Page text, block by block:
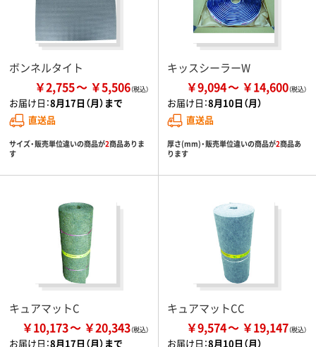
ボンネルタイト
￥2,755 ￥5,506
お届け日：8月17日（月）まで
直送品
サイズ・販売単位違いの商品が2商品ありま
す
キッスシーラーW
￥9,094 ￥14,600
お届け日：8月10日（月）
直送品
厚さ(mm)・販売単位違いの商品が2商品あ
ります
キュアマットC
￥10,173 ￥20,343
お届け日：8月17日（月）まで
キュアマットCC
￥9,574 ￥19,147
お届け日：8月10日（月）